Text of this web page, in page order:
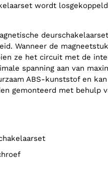
wordt
Wanneer de
ze het circuit met de
spanning aan van
ABS-kunststof en
gemonteerd met behulp